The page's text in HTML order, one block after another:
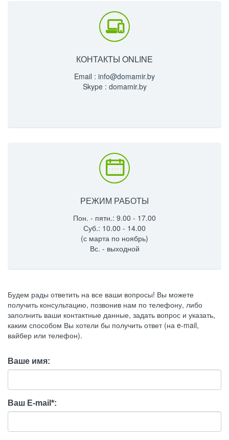
КОНТАКТЫ ONLINE
Email : info@domamir.by
Skype : domamir.by
РЕЖИМ РАБОТЫ
Пон. - пятн.: 9.00 - 17.00
Суб.: 10.00 - 14.00
(с марта по ноябрь)
Вс. - выходной
Будем рады ответить на все ваши вопросы! Вы можете
получить консультацию, позвонив нам по телефону, либо
заполнить ваши контактные данные, задать вопрос и указать,
каким способом Вы хотели бы получить ответ (на e-mail,
вайбер или телефон).
Ваше имя:
Ваш E-mail *: